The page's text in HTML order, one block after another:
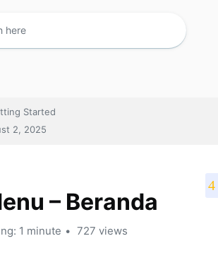
Started
2, 2025
– Beranda
1 minute 727 views